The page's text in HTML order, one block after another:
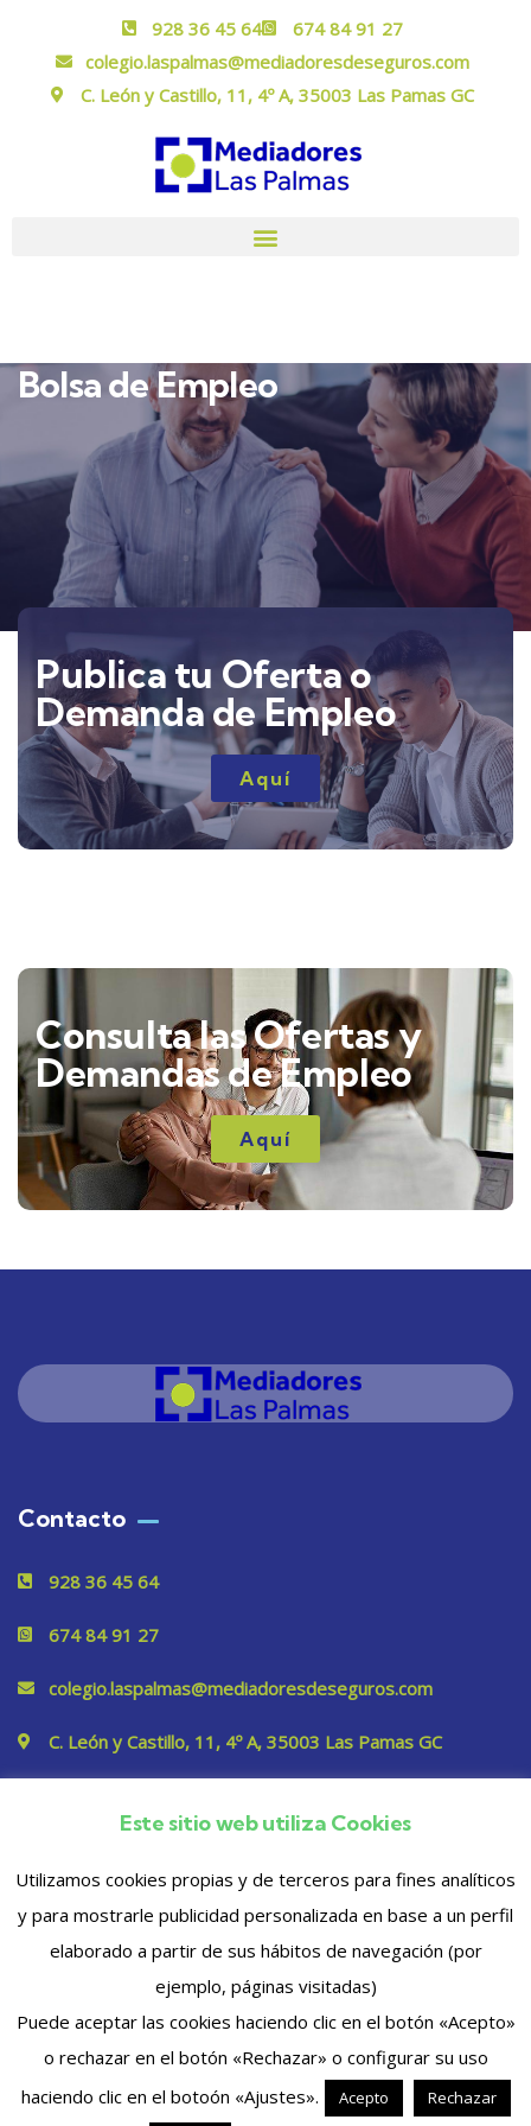
928 36 45 64
674 84 91 27
colegio.laspalmas@mediadoresdeseguros.com
C. León y Castillo, 11, 4º A, 35003 Las Pamas GC
Bolsa de Empleo
Publica tu Oferta o
Demanda de Empleo
Aquí
Consulta las Ofertas y
Demandas de Empleo
Aquí
Contacto
928 36 45 64
674 84 91 27
colegio.laspalmas@mediadoresdeseguros.com
C. León y Castillo, 11, 4º A, 35003 Las Pamas GC
Privacidad
© 2023 Copyrights. Todos los derechos reservados
Este sitio web utiliza Cookies
Utilizamos cookies propias y de terceros para fines analíticos
y para mostrarle publicidad personalizada en base a un perfil
elaborado a partir de sus hábitos de navegación (por
ejemplo, páginas visitadas)
Puede aceptar las cookies haciendo clic en el botón «Acepto»
o rechazar en el botón «Rechazar» o configurar su uso
haciendo clic en el botoón «Ajustes».
Acepto Rechazar